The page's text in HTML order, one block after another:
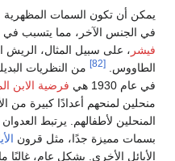
يمكن أن تكون السمات المظهرية
في الجنس الآخر، مما يتسبب
فيشر ، على سبيل المثال، الريش
الطاووس. [82] من النظريات
في عام 1930 هي
فرضية الابن
منحلين لمنحهم أعدادًا كبيرة من
المنحلين لأطفالهم. يرتبط
بسمات مميزة جدًا، مثل قرون
الأيائل الأخرى. بشكل عام، غالبًا